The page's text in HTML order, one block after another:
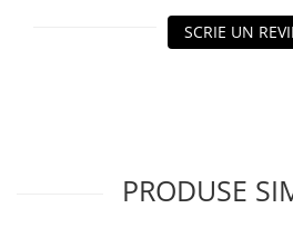
SCRIE UN
PRODUSE